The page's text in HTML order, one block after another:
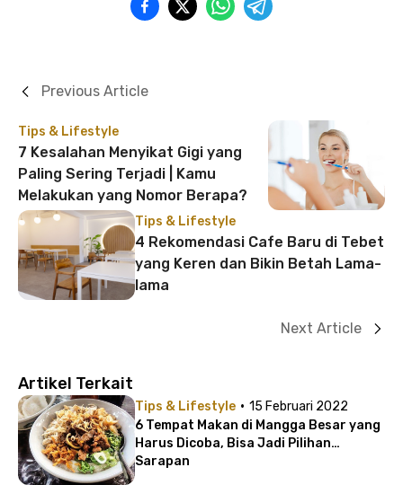
Tips & Lifestyle
7 Kesalahan Menyikat Gigi yang
Paling Sering Terjadi | Kamu
Melakukan yang Nomor Berapa?
Previous Article
Tips & Lifestyle
4 Rekomendasi Cafe Baru di Tebet
yang Keren dan Bikin Betah Lama-
lama
Next Article
Artikel Terkait
Tips & Lifestyle · 15 Februari 2022
6 Tempat Makan di Mangga Besar yang
Harus Dicoba, Bisa Jadi Pilihan
Sarapan